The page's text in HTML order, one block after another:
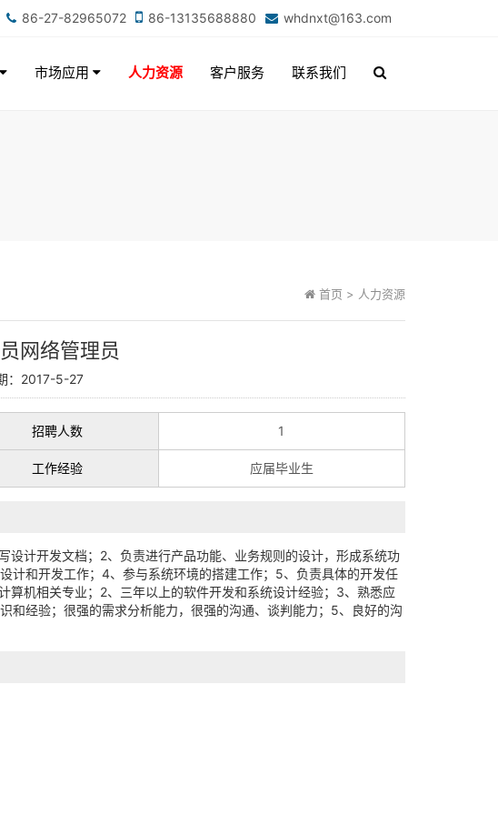
86-27-82965072 86-13135688880 whdnxt@163.com
市场应用 人力资源 客户服务 联系我们
首页 > 人力资源
网络管理员
：2017-5-27
招聘人数 1
工作经验 应届毕业生
设计开发文档；2、负责进行产品功能、业务规则的设计，形成系统功
计和开发工作；4、参与系统环境的搭建工作；5、负责具体的开发任
算机相关专业；2、三年以上的软件开发和系统设计经验；3、熟悉应
和经验；很强的需求分析能力，很强的沟通、谈判能力；5、良好的沟